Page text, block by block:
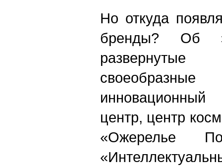
Но откуда
бренды? Об
своеобразные
центр, центр
«Ожерелье